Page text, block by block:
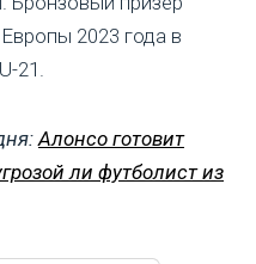
2023 года в
21.
Алонсо готовит
ли футболист из